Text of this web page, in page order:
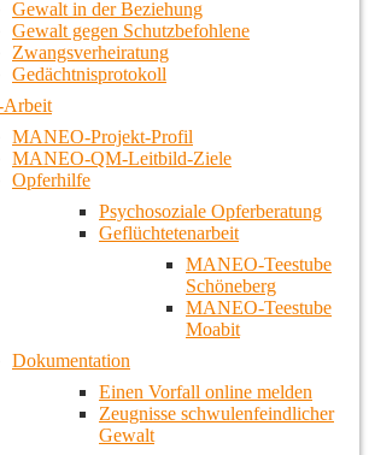
Gewalt in der Beziehung
Gewalt gegen Schutzbefohlene
Zwangsverheiratung
Gedächtnisprotokoll
MANEO-Projekt-Profil
MANEO-QM-Leitbild-Ziele
Opferhilfe
Psychosoziale Opferberatung
Geflüchtetenarbeit
MANEO-Teestube
Schöneberg
MANEO-Teestube
Moabit
Dokumentation
Einen Vorfall online melden
Zeugnisse schwulenfeindlicher
Gewalt